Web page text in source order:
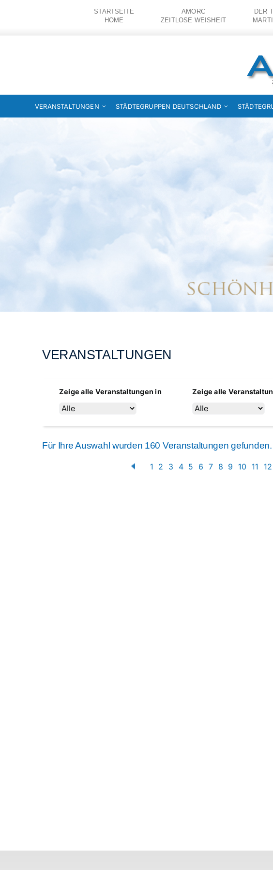
STARTSEITE
HOME
AMORC
ZEITLOSE WEISHEIT
DER
VERANSTALTUNGEN STÄDTEGRUPPEN DEUTSCHLAND
VERANSTALTUNGEN
Zeige alle Veranstaltungen in Zeige alle
Für Ihre Auswahl wurden 160 Veranstaltungen gefunden.
1 2 3 4 5 6 7 8 9 10 11 12